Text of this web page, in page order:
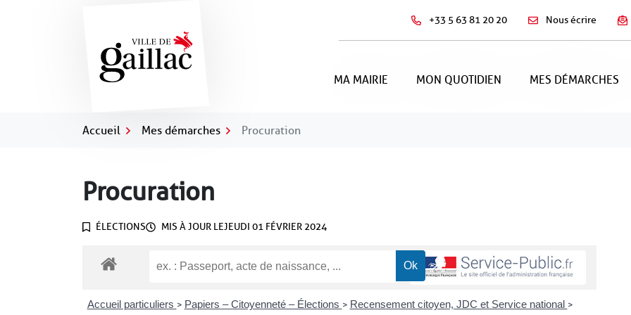
+33 5 63 81 20 20 Nous écrire
MA MAIRIE MON QUOTIDIEN MES DÉMARCHES
Accueil Mes démarches Procuration
Procuration
ÉLECTIONS MIS À JOUR LEJEUDI 01 FÉVRIER 2024
Accueil particuliers > Papiers – Citoyenneté – Élections > Recensement citoyen, JDC et Service national >